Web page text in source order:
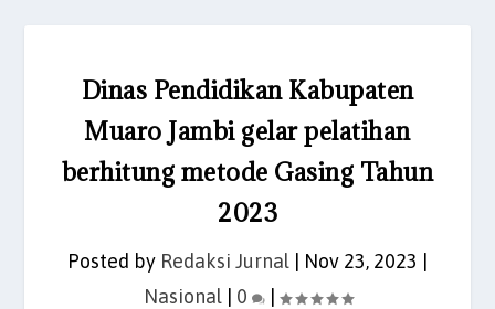
Dinas Pendidikan Kabupaten
Muaro Jambi gelar pelatihan
berhitung metode Gasing Tahun
2023
Posted by Redaksi Jurnal Nov 23, 2023
Nasional| 0 |